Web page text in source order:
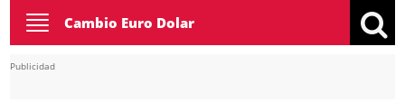
Toggle
navigation
Cambio Euro Dolar
Publicidad